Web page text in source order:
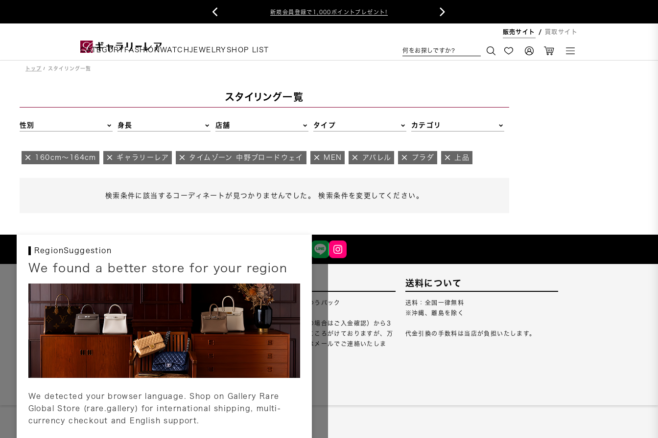
新規会員登録で1,000ポイントプレゼント!
 
販売サイト 買取サイト
CATEGORY FASHIONWATCHJEWELRY SHOP LIST 何をお探しですか?
トップ スタイリング一覧
スタイリング一覧
性別 身長 店舗 タイプ カテゴリ
160cm～164cm ギャラリーレア タイムゾーン 中野ブロードウェイ MEN アパレル プラダ 上品
検索条件に該当するコーディネートが見つかりませんでした。 検索条件を変更してください。
RegionSuggestion
We found a better store for your region
We detected your browser language. Shop on Gallery Rare
Global Store (rare.gallery) for international shipping, multi-
currency checkout and English support.
お支払いについて
以下のお支払方法が利用可能です。
クレジットカード
ショッピングローン
銀行振込・郵便振替
代金引換
Amazon Pay
PayPay
店頭支払い
詳しくはこちら
配送について
配送業者：佐川急便・ゆうパック
ご注文確認（銀行振込の場合はご入金確認）から3
営業日以内のご出荷をこころがけておりますが、万
が一出荷が遅れる場合はメールでご連絡いたしま
詳しくはこちら
送料について
送料：全国一律無料
※沖縄、離島を除く
代金引換の手数料は当店が負担いたします。